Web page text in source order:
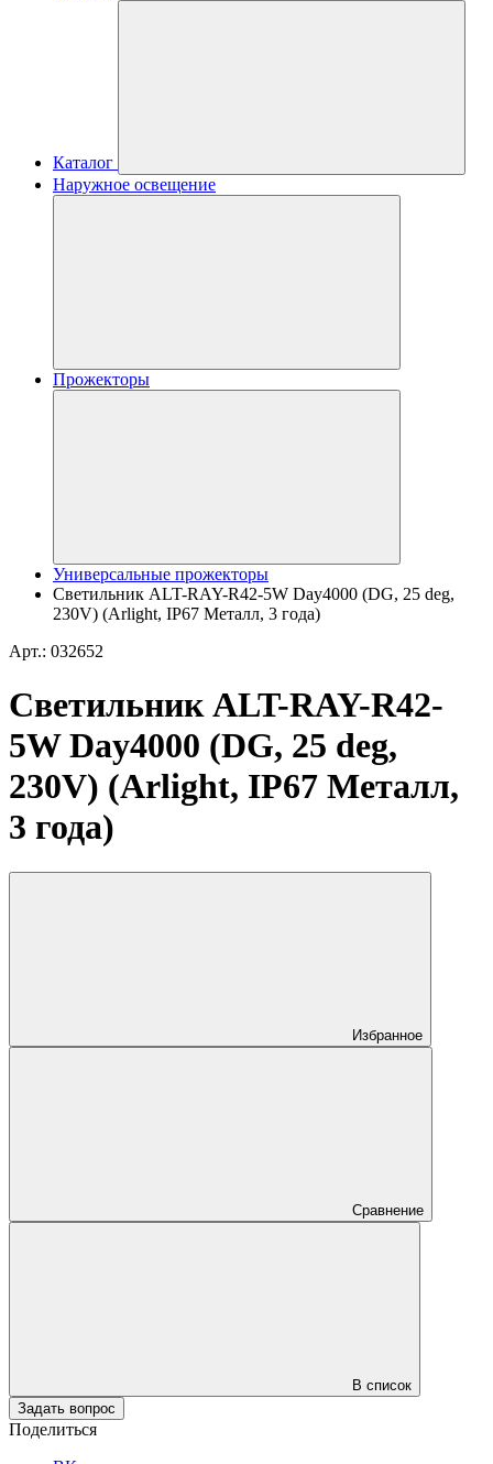
Каталог
Наружное освещение
Прожекторы
Универсальные прожекторы
Светильник ALT-RAY-R42-5W Day4000 (DG, 25 deg,
230V) (Arlight, IP67 Металл, 3 года)
Арт.: 032652
Светильник ALT-RAY-R42-
5W Day4000 (DG, 25 deg,
230V) (Arlight, IP67 Металл,
3 года)
Избранное
Сравнение
В список
Задать вопрос
Поделиться